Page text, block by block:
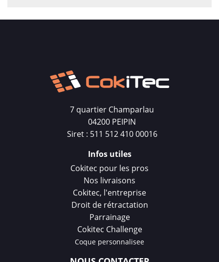
7 quartier Champarlau
04200 PEIPIN
Siret : 511 512 410 00016
Infos utiles
Cokitec pour les pros
Nos livraisons
Cokitec, l'entreprise
Droit de rétractation
Parrainage
Cokitec Challenge
Coque personnalisee